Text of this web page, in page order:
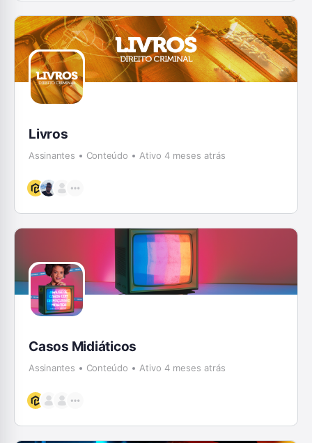
Livros
Assinantes Conteúdo Ativo 4 meses atrás
Casos Midiáticos
Assinantes Conteúdo Ativo 4 meses atrás